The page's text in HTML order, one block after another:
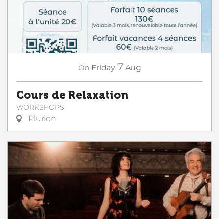
On Friday 7 Aug
Cours de Relaxation
WORKSHOPS
Plurien